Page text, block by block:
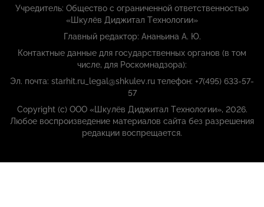
Учредитель: Общество с ограниченной ответственностью
«Шкулёв Диджитал Технологии»
Главный редактор: Ананьина А. Ю.
Контактные данные для государственных органов (в том
числе, для Роскомнадзора):
Эл. почта: starhit.ru_legal@shkulev.ru телефон: +7(495) 633-57-
57
Copyright (с) ООО «Шкулёв Диджитал Технологии», 2026.
Любое воспроизведение материалов сайта без разрешения
редакции воспрещается.